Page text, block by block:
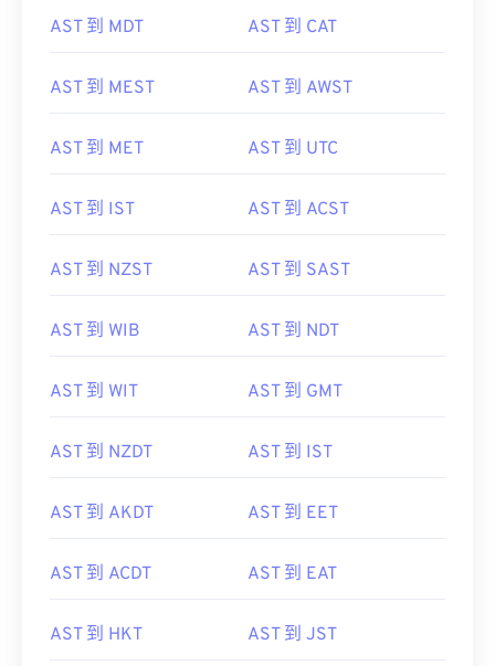
AST 到 MDT AST 到 CAT
AST 到 MEST AST 到 AWST
AST 到 MET AST 到 UTC
AST 到 IST AST 到 ACST
AST 到 NZST AST 到 SAST
AST 到 WIB AST 到 NDT
AST 到 WIT AST 到 GMT
AST 到 NZDT AST 到 IST
AST 到 AKDT AST 到 EET
AST 到 ACDT AST 到 EAT
AST 到 HKT AST 到 JST